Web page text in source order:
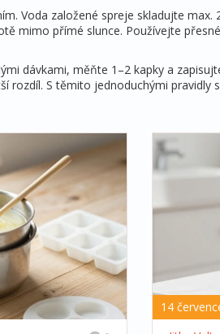
Voda založené spreje skladujte
mimo přímé slunce. Používejte
dávkami, měňte 1–2 kapky a
rozdíl. S těmito jednoduchými
14